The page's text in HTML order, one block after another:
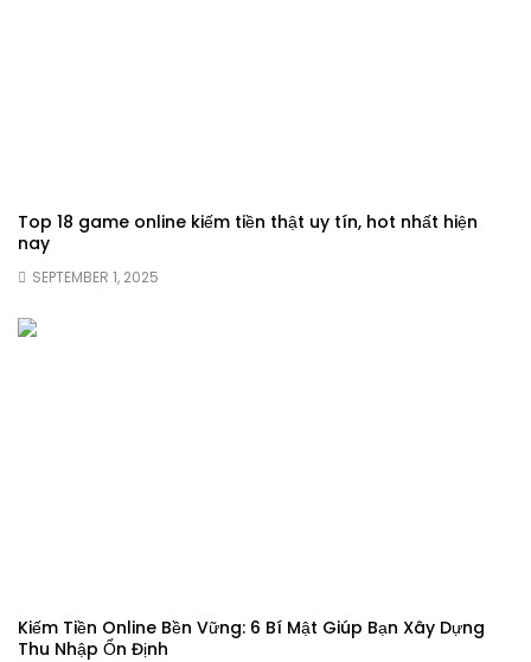
Top 18 game online kiếm tiền thật uy tín, hot nhất hiện
nay
SEPTEMBER 1, 2025
Kiếm Tiền Online Bền Vững: 6 Bí Mật Giúp Bạn Xây Dựng
Thu Nhập Ổn Định